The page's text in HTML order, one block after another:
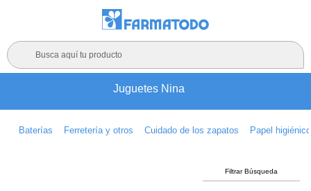
Busca aquí tu producto
Juguetes Nina
Baterías Ferretería y otros Cuidado de los zapatos Papel higiénico
Filtrar Búsqueda